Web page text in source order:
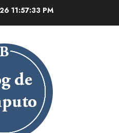
11:57:34 PM